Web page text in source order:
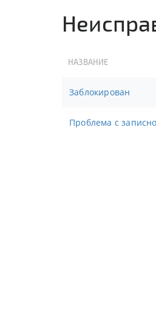
НАЗВАНИЕ
Заблокирован
Проблема с